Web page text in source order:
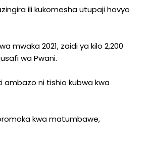
ili kukomesha utupaji hovyo
mwaka 2021, zaidi ya kilo 2,200
wa Pwani.
ambazo ni tishio kubwa kwa
kwa matumbawe,